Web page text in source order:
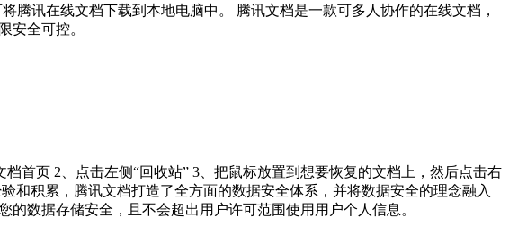
腾讯在线文档下载到本地电脑中。 腾讯文档是一款可多人协作的在线文档，
安全可控。
首页 2、点击左侧“回收站” 3、把鼠标放置到想要恢复的文档上，然后点击右
和积累，腾讯文档打造了全方面的数据安全体系，并将数据安全的理念融入
数据存储安全，且不会超出用户许可范围使用用户个人信息。